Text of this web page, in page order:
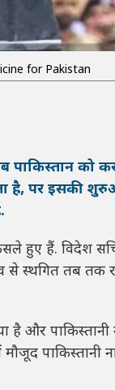
for Pakistan
को
है, पर इसकी
हुए हैं. विदेश
से स्थगित तब
और पाकिस्तानी
पाकिस्तानी